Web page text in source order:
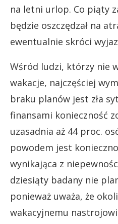
na letni urlop. Co piąty
będzie oszczędzał na
ewentualnie skróci
Wśród ludzi, którzy nie
wakacje, najczęściej
braku planów jest zła
finansami konieczność
uzasadnia aż 44 proc.
powodem jest
wynikająca z
dziesiąty badany nie
ponieważ uważa, że
wakacyjnemu